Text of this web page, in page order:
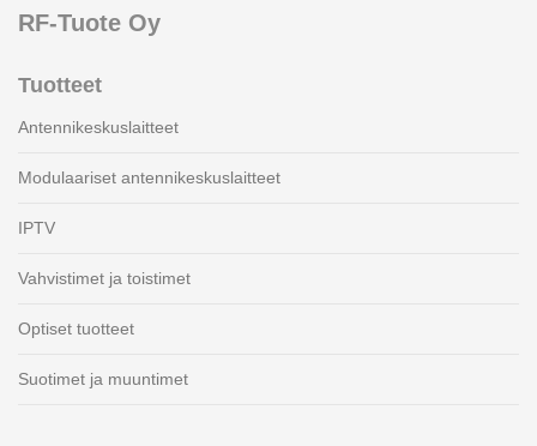
RF-Tuote Oy
Tuotteet
Antennikeskuslaitteet
Modulaariset antennikeskuslaitteet
IPTV
Vahvistimet ja toistimet
Optiset tuotteet
Suotimet ja muuntimet